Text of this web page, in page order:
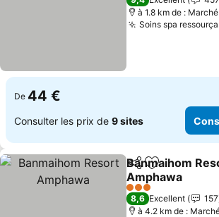
à 1.8 km de :
Soins spa
De 44 €
Consulter les prix de 9 sites
PartagerAjouter à
Banmaihom
Amphawa
Consulter les prix
3 Étoiles
8,6 Excellent
157
à 4.2 km de :